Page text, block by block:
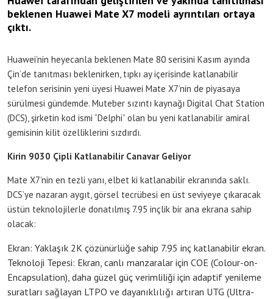
beklenen Huawei Mate X7 modeli ayrıntıları ortaya
çıktı.
Huawei’nin heyecanla beklenen Mate 80 serisini Kasım ayında
Çin’de tanıtması beklenirken, tıpkı ay içerisinde katlanabilir
telefon serisinin yeni üyesi Huawei Mate X7’nin de piyasaya
sürülmesi gündemde. Muteber sızıntı kaynağı Digital Chat Station
(DCS), şirketin kod ismi “Delphi” olan bu yeni katlanabilir amiral
gemisinin kilit özelliklerini sızdırdı.
Kirin 9030 Çipli Katlanabilir Canavar Geliyor
Mate X7’nin en tezli yanı, elbet ki katlanabilir ekranında saklı.
DCS’ye nazaran aygıt, görsel tecrübesi en üst seviyeye çıkaracak
üstün teknolojilerle donatılmış 7.95 inçlik bir ana ekrana sahip
olacak:
Ekran: Yaklaşık 2K çözünürlüğe sahip 7.95 inç katlanabilir ekran.
Teknoloji Tepesi: Ekran, canlı manzaralar için COE (Colour-on-
Encapsulation), daha güzel güç verimliliği için adaptif yenileme
suratları sağlayan LTPO ve dayanıklılığı artıran UTG (Ultra-